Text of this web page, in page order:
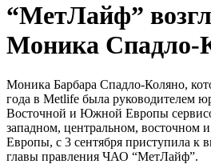
“МетЛайф”
Моника Спадло-
Моника Барбара Спадло-Коляно,
года в Metlife была руководителем
Восточной и Южной Европы
западном, центральном, восточном
Европы, с 3 сентября приступила к
главы правления ЧАО “МетЛайф”.